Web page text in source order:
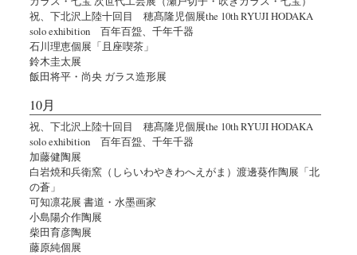
祝、下北沢上陸十回目 穂髙隆児個展the 10th RYUJI HODAKA
solo exhibition 百年百盌、千年千器
石川理恵個展「且座喫茶」
鈴木圭太展
飯田将平・尚央 ガラス造形展
10月
祝、下北沢上陸十回目 穂髙隆児個展the 10th RYUJI HODAKA
solo exhibition 百年百盌、千年千器
加藤健陶展
白岩焼和兵衛窯（しらいわやきわへえがま）渡邊葵作陶展「北
の蒼」
可知凛花展 書道・水墨画家
小島陽介作陶展
柴田育彦陶展
藤原純個展